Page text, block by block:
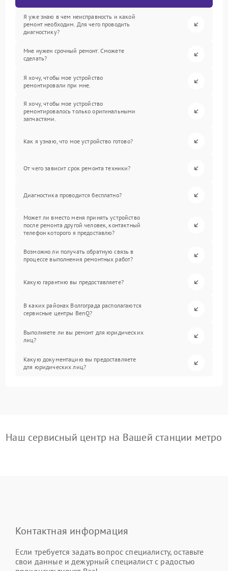
Я уже знаю в чем неисправность и какой
ремонт необходим. Для чего проводить
диагностику?
Мне нужен срочный ремонт. Сможете
сделать?
Я хочу, чтобы мое устройство
ремонтировали при мне.
Я хочу, чтобы мое устройство
ремонтировалось только оригинальными
запчастями.
Как я узнаю, что мое устройство готово?
От чего зависит срок ремонта техники?
Диагностика проводится бесплатно?
Может ли вместо меня принять устройство
после ремонта другой человек, контактный
телефон которого я предоставлю?
Возможно ли получать обратную связь в
процессе выполнения ремонтных работ?
Какую гарантию вы предоставляете?
В каких районах Волгограда располагаются
сервисные центры BenQ?
Выполняете ли вы ремонт для юридических
лиц?
Какую документацию вы предоставляете
для юридических лиц?
Наш сервисный центр на Вашей станции метро
Контактная информация
Если требуется задать вопрос специалисту, оставьте
свои данные и дежурный специалист с радостью